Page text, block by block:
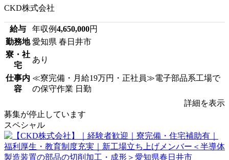
CKD株式会社
給与 年収例4,650,000円
勤務地 愛知県 春日井市
寮・社
宅
あり
仕事内
容
≪寮完備・月給19万円・正社員≫電子部品系工場で
の保守作業 日勤
詳細を表示
募集が停止しています
スペシャル